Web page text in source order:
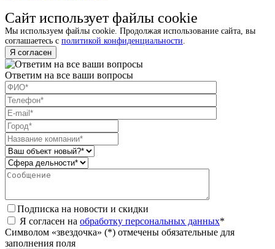
Сайт использует файлы cookie
Мы используем файлы cookie. Продолжая использование сайта, вы
соглашаетесь с политикой конфиденциальности
Я согласен
Ответим на все ваши вопросы
Подписка на новости и скидки
Я согласен на обработку персональных данных*
Символом «звездочка» (*) отмечены обязательные для
заполнения поля